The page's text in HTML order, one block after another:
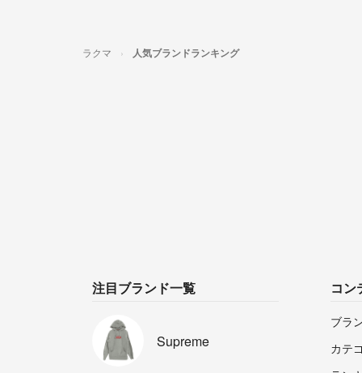
ラクマ 人気ブランドランキング
注目ブランド一覧
Supreme
コン
ブラ
カテ